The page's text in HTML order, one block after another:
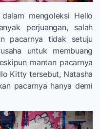
mengoleksi Hello
perjuangan, salah
pacarnya tidak setuju
untuk membuang
mantan pacarnya
Kitty tersebut, Natasha
pacarnya hanya demi